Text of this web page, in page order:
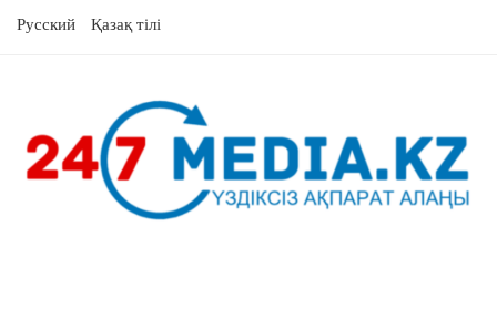
Русский Қазақ тілі